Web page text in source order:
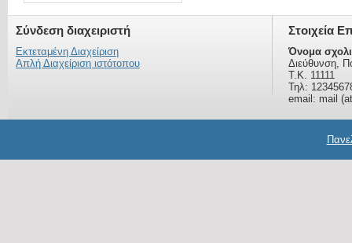
Σύνδεση διαχειριστή
Εκτεταμένη Διαχείριση
Απλή Διαχείριση ιστότοπου
Στοιχεία
Όνομα
Διεύθυνση,
Τ.Κ. 11111
Τηλ:
email: mail